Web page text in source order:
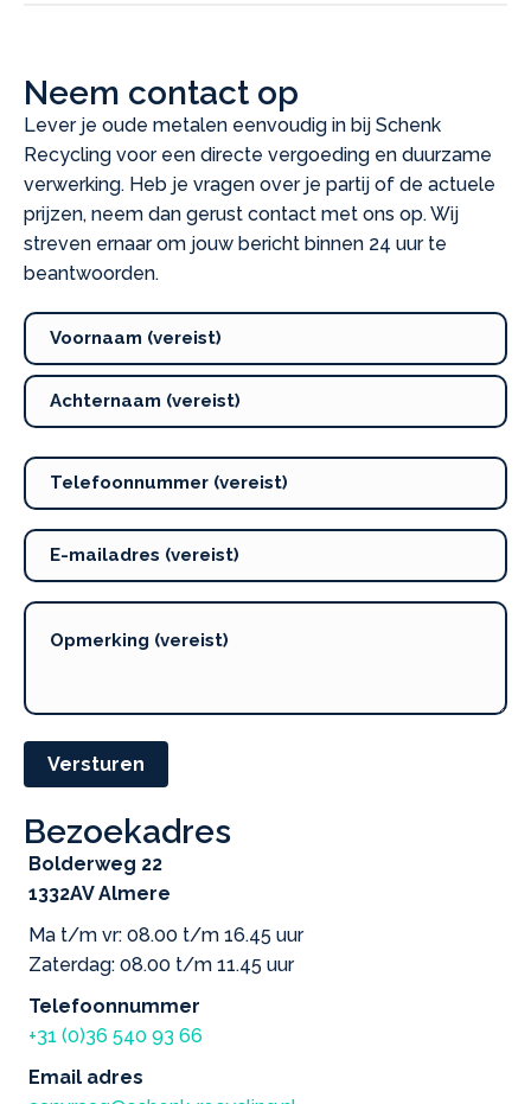
Neem contact op
Lever je oude metalen eenvoudig in bij Schenk
Recycling voor een directe vergoeding en duurzame
verwerking. Heb je vragen over je partij of de actuele
prijzen, neem dan gerust contact met ons op. Wij
streven ernaar om jouw bericht binnen 24 uur te
beantwoorden.
Versturen
Bezoekadres
Bolderweg 22
1332AV Almere
Ma t/m vr: 08.00 t/m 16.45 uur
Zaterdag: 08.00 t/m 11.45 uur
Telefoonnummer
+31 (0)36 540 93 66
Email adres